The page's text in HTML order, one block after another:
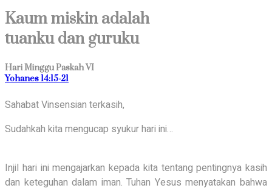
Kaum miskin adalah
tuanku dan guruku
Hari Minggu Paskah VI
Yohanes 14:15-21
Sahabat Vinsensian terkasih,
Sudahkah kita mengucap syukur hari ini…
Injil hari ini mengajarkan kepada kita tentang pentingnya kasih
dan keteguhan dalam iman. Tuhan Yesus menyatakan bahwa